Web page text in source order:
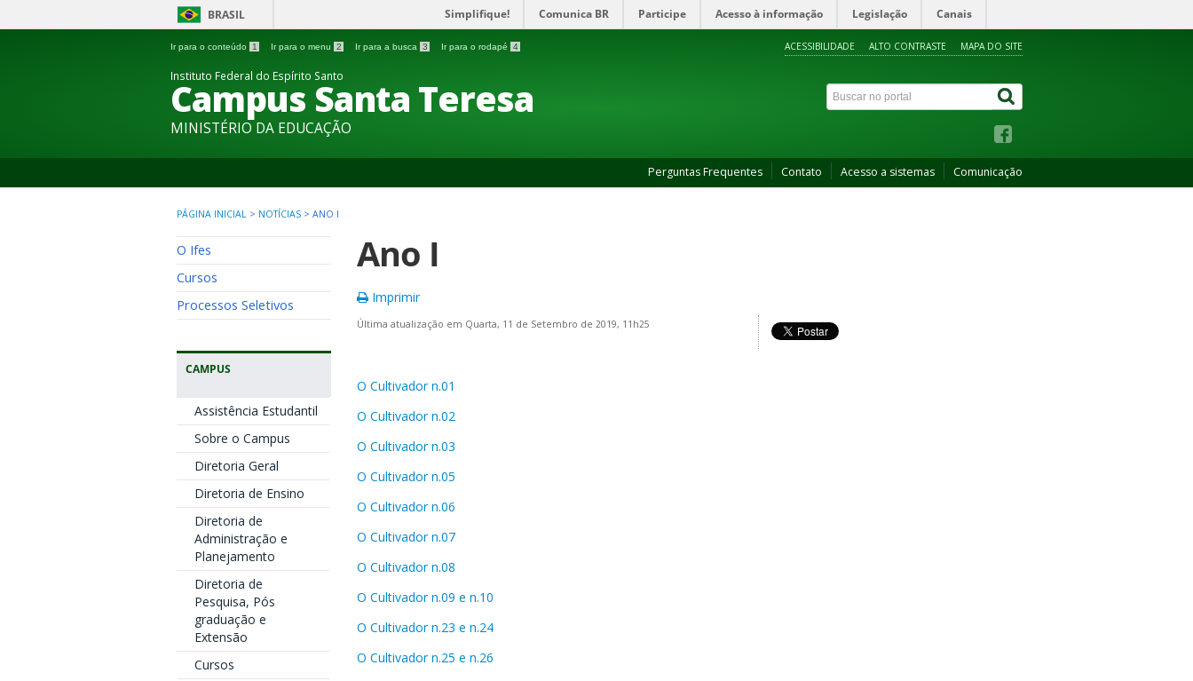
BRASIL Simplifique! Comunica BR Participe Acesso à informação Legislação Canais
Ir para o conteúdo 1 Ir para o menu 2 Ir para a busca 3 Ir para o rodapé 4 ACESSIBILIDADE ALTO CONTRASTE MAPA DO SITE
Instituto Federal do Espírito Santo
Campus Santa Teresa
MINISTÉRIO DA EDUCAÇÃO
Perguntas Frequentes Contato Acesso a sistemas Comunicação
PÁGINA INICIAL > NOTÍCIAS > ANO I
O Ifes
Cursos
Processos Seletivos
CAMPUS
Assistência Estudantil
Sobre o Campus
Diretoria Geral
Diretoria de Ensino
Diretoria de
Administração e
Planejamento
Diretoria de
Pesquisa, Pós
graduação e
Extensão
Cursos
Ano I
Imprimir
Última atualização em Quarta, 11 de Setembro de 2019, 11h25
O Cultivador n.01
O Cultivador n.02
O Cultivador n.03
O Cultivador n.05
O Cultivador n.06
O Cultivador n.07
O Cultivador n.08
O Cultivador n.09 e n.10
O Cultivador n.23 e n.24
O Cultivador n.25 e n.26